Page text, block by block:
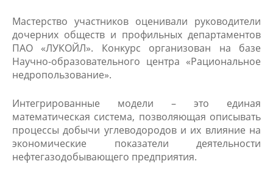
Мастерство участников оценивали руководители
дочерних обществ и профильных департаментов
ПАО «ЛУКОЙЛ». Конкурс организован на базе
Научно-образовательного центра «Рациональное
недропользование».
Интегрированные модели – это единая
математическая система, позволяющая описывать
процессы добычи углеводородов и их влияние на
экономические показатели деятельности
нефтегазодобывающего предприятия.